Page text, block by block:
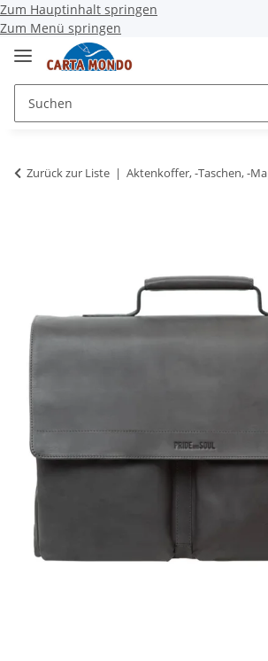
Zum Hauptinhalt springen
Zum Menü springen
Zurück zur Liste Aktenkoffer, -Taschen, -